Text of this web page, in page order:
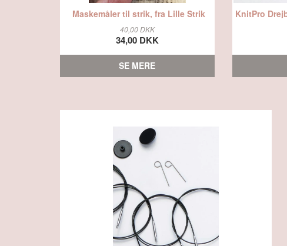
Maskemåler til strik, fra Lille Strik
40,00 DKK
34,00 DKK
SE MERE